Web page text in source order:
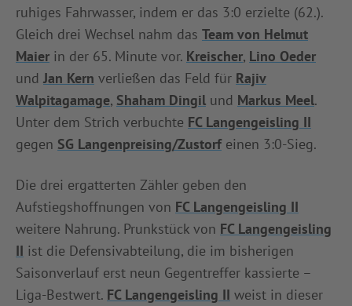
ruhiges Fahrwasser, indem er das 3:0 erzielte (62.).
Gleich drei Wechsel nahm das Team von Helmut
Maier in der 65. Minute vor. Kreischer, Lino Oeder
und Jan Kern verließen das Feld für Rajiv
Walpitagamage, Shaham Dingil und Markus Meel.
Unter dem Strich verbuchte FC Langengeisling II
gegen SG Langenpreising/Zustorfeinen 3:0-Sieg.
Die drei ergatterten Zähler geben den
Aufstiegshoffnungen von FC Langengeisling II
weitere Nahrung. Prunkstück von FC Langengeisling
II ist die Defensivabteilung, die im bisherigen
Saisonverlauf erst neun Gegentreffer kassierte –
Liga-Bestwert. FC Langengeisling II weist in dieser